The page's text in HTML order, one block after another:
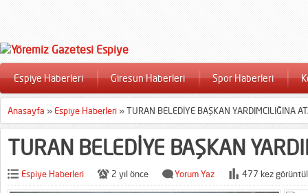
Espiye Haberleri Giresun Haberleri Spor Haberleri
Anasayfa » Espiye Haberleri »TURAN BELEDİYE BAŞKAN YARDIMCILIĞINA
TURAN BELEDİYE BAŞKAN
Espiye Haberleri 2 yıl önce Yorum Yaz 477 kez